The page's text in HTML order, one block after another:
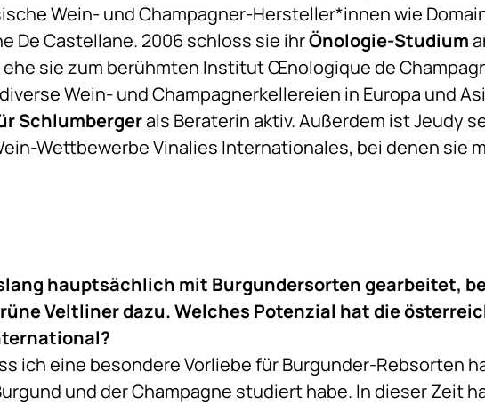
Wein- und Champagner-Hersteller*innen wie
De Castellane. 2006 schloss sie ihrÖnologie-Studium
ehe sie zum berühmten Institut Œnologique de
Wein- und Champagnerkellereien in Europa und
Schlumbergerals Beraterin aktiv. Außerdem ist Jeudy
Wettbewerbe Vinalies Internationales, bei denen sie
hauptsächlich mit Burgundersorten gearbeitet,
Veltliner dazu. Welches Potenzial hat die
ich eine besondere Vorliebe für Burgunder-Rebsorten
und der Champagne studiert habe. In dieser Zeit